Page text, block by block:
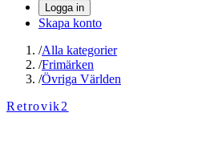
Logga in
Skapa konto
/Alla kategorier
/Frimärken
/Övriga Världen
Retrovik2